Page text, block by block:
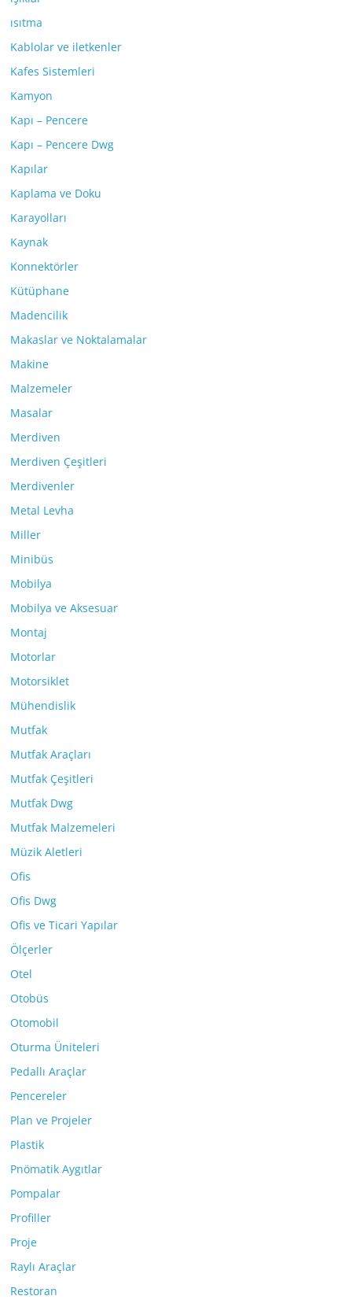
ısıtma
Kablolar ve iletkenler
Kafes Sistemleri
Kamyon
Kapı – Pencere
Kapı – Pencere Dwg
Kapılar
Kaplama ve Doku
Karayolları
Kaynak
Konnektörler
Kütüphane
Madencilik
Makaslar ve Noktalamalar
Makine
Malzemeler
Masalar
Merdiven
Merdiven Çeşitleri
Merdivenler
Metal Levha
Miller
Minibüs
Mobilya
Mobilya ve Aksesuar
Montaj
Motorlar
Motorsiklet
Mühendislik
Mutfak
Mutfak Araçları
Mutfak Çeşitleri
Mutfak Dwg
Mutfak Malzemeleri
Müzik Aletleri
Ofis
Ofis Dwg
Ofis ve Ticari Yapılar
Ölçerler
Otel
Otobüs
Otomobil
Oturma Üniteleri
Pedallı Araçlar
Pencereler
Plan ve Projeler
Plastik
Pnömatik Aygıtlar
Pompalar
Profiller
Proje
Raylı Araçlar
Restoran